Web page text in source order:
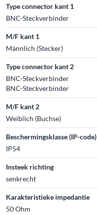
Type connector kant 1
BNC-Steckverbinder
M/F kant 1
Männlich (Stecker)
Type connector kant 2
BNC-Steckverbinder
BNC-Steckverbinder
M/F kant 2
Weiblich (Buchse)
Beschermingsklasse (IP-code)
IP54
Insteek richting
senkrecht
Karakteristieke impedantie
50 Ohm